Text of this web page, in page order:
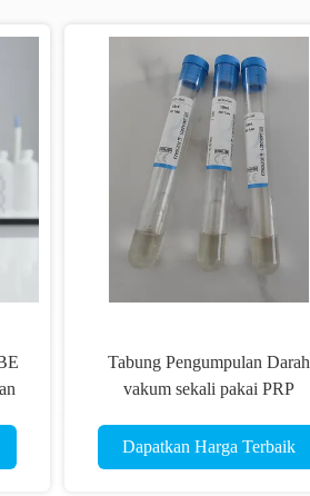
Tabung Pengumpulan Darah
vakum sekali pakai PRP
Dapatkan Harga Terbaik